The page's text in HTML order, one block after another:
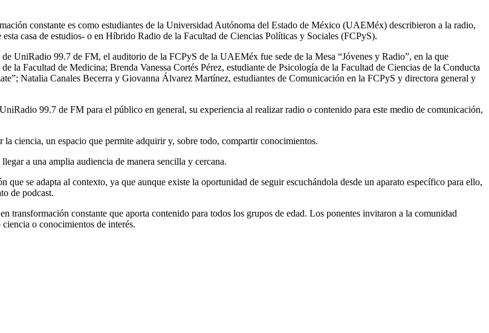
constante es como estudiantes de la Universidad Autónoma del Estado de México (UAEMéx) describieron a la radio,
casa de estudios- o en Híbrido Radio de la Facultad de Ciencias Políticas y Sociales (FCPyS).
UniRadio 99.7 de FM, el auditorio de la FCPyS de la UAEMéx fue sede de la Mesa “Jóvenes y Radio”, en la que
la Facultad de Medicina; Brenda Vanessa Cortés Pérez, estudiante de Psicología de la Facultad de Ciencias de la Conducta
Natalia Canales Becerra y Giovanna Álvarez Martínez, estudiantes de Comunicación en la FCPyS y directora general y
99.7 de FM para el público en general, su experiencia al realizar radio o contenido para este medio de comunicación,
ciencia, un espacio que permite adquirir y, sobre todo, compartir conocimientos.
a una amplia audiencia de manera sencilla y cercana.
se adapta al contexto, ya que aunque existe la oportunidad de seguir escuchándola desde un aparato específico para ello,
de podcast.
constante que aporta contenido para todos los grupos de edad. Los ponentes invitaron a la comunidad
o conocimientos de interés.